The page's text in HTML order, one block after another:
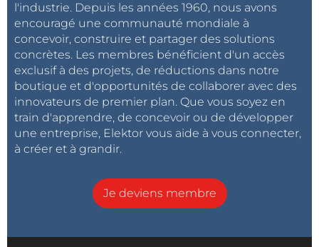
l'industrie. Depuis les années 1960, nous avons
encouragé une communauté mondiale à
concevoir, construire et partager des solutions
concrètes. Les membres bénéficient d'un accès
exclusif à des projets, de réductions dans notre
boutique et d'opportunités de collaborer avec des
innovateurs de premier plan. Que vous soyez en
train d'apprendre, de concevoir ou de développer
une entreprise, Elektor vous aide à vous connecter,
à créer et à grandir.
Je deviens membre